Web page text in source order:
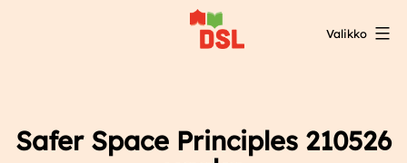
Valikko
Safer Space Principles 210526